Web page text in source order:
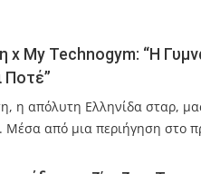
x My Technogym: “Η
Ποτέ”
η απόλυτη Ελληνίδα σταρ,
Μέσα από μια περιήγηση στο